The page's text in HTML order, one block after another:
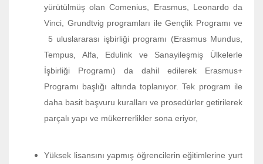
yürütülmüş olan Comenius, Erasmus, Leonardo da
Vinci, Grundtvig programları ile Gençlik Programı ve
5 uluslararası işbirliği programı (Erasmus Mundus,
Tempus, Alfa, Edulink ve Sanayileşmiş Ülkelerle
İşbirliği Programı) da dahil edilerek Erasmus+
Programı başlığı altında toplanıyor. Tek program ile
daha basit başvuru kuralları ve prosedürler getirilerek
parçalı yapı ve mükerrerlikler sona eriyor,
Yüksek lisansını yapmış öğrencilerin eğitimlerine yurt